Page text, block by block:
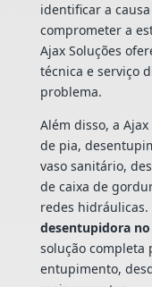
identificar a
comprometer a
Ajax Soluções
técnica e serviço
problema.
Além disso, a
de pia,
vaso sanitário,
de caixa de
redes hidráulicas.
desentupidora
solução completa
entupimento,